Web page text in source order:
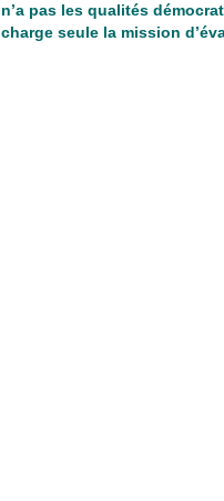
n’a pas les qualités
charge seule la mission